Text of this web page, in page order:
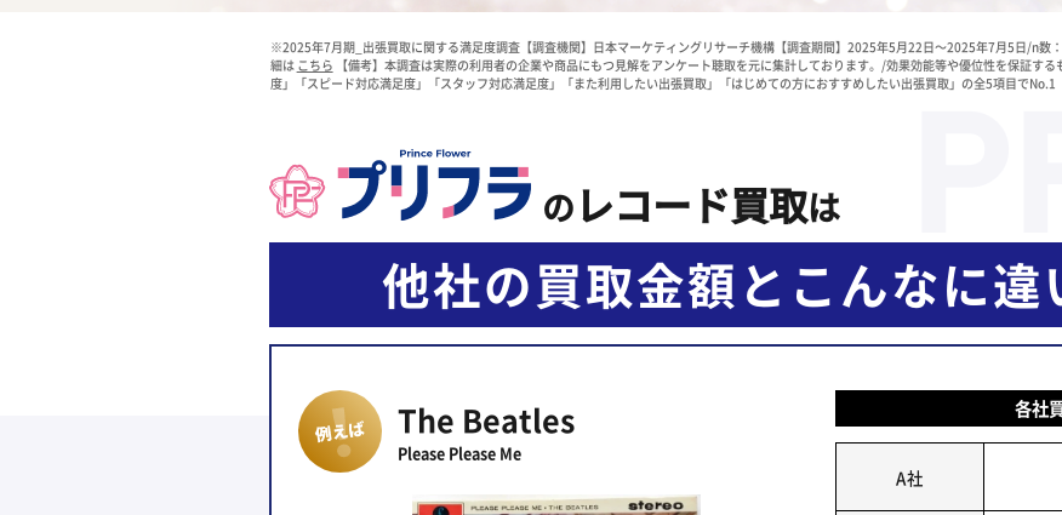
※2025年7月期_出張買取に関する満足度調査【調査機関】日本マーケティングリサーチ機構【調査期間】2025年5月22日～2025年7月5日/n数
細は こちら 【備考】本調査は実際の利用者の企業や商品にもつ見解をアンケート聴取を元に集計しております。/効果効能等や優位性を保証す
度」「スピード対応満足度」「スタッフ対応満足度」「また利用したい出張買取」「はじめての方におすすめしたい出張買取」の全5項目でNo.1
のレコード買取は
他社の買取金額と こんなに違
The Beatles
Please Please Me
各社
A社